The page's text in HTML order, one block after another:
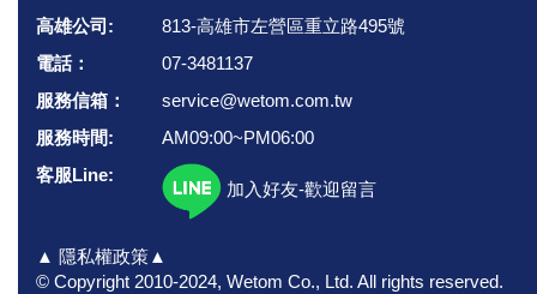
高雄公司:
813-高雄市左營區重立路495號
電話：
07-3481137
服務信箱：
service@wetom.com.tw
服務時間:
AM09:00~PM06:00
客服Line:
加入好友-歡迎留言
▲ 隱私權政策▲
© Copyright 2010-2024, Wetom Co., Ltd. All rights reserved.